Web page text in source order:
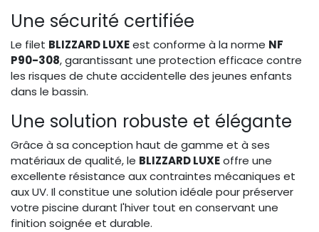
Une sécurité certifiée
Le filet BLIZZARD LUXEest conforme à la norme NF
P90-308, garantissant une protection efficace contre
les risques de chute accidentelle des jeunes enfants
dans le bassin.
Une solution robuste et élégante
Grâce à sa conception haut de gamme et à ses
matériaux de qualité, le BLIZZARD LUXEoffre une
excellente résistance aux contraintes mécaniques et
aux UV. Il constitue une solution idéale pour préserver
votre piscine durant l'hiver tout en conservant une
finition soignée et durable.